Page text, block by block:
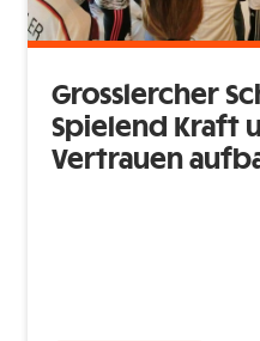
Grosslercher
Spielend Kraft
Vertrauen